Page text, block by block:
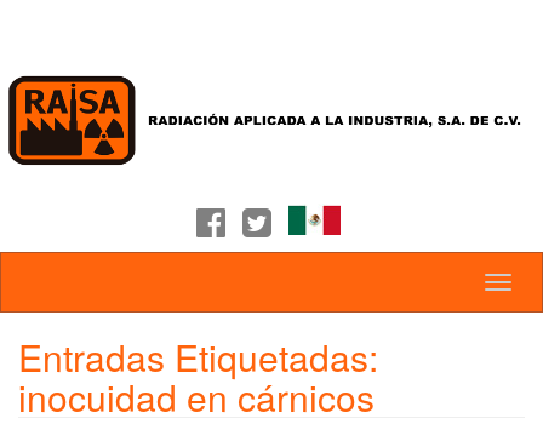
Entradas Etiquetadas:
inocuidad en cárnicos